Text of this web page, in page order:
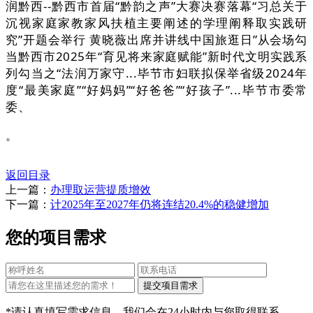
润黔西--黔西市首届“黔韵之声”大赛决赛落幕“习总关于
沉视家庭家教家风扶植主要阐述的学理阐释取实践研
究”开题会举行 黄晓薇出席并讲线中国旅逛日”从会场勾
当黔西市2025年“育见将来家庭赋能”新时代文明实践系
列勾当之“法润万家守...毕节市妇联拟保举省级2024年
度“最美家庭”“好妈妈”“好爸爸”“好孩子”...毕节市委常
委、
。
返回目录
上一篇： 办理取运营提质增效
下一篇： 计2025年至2027年仍将连结20.4%的稳健增加
您的项目需求